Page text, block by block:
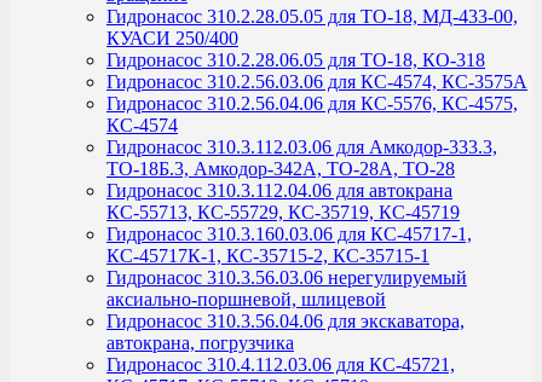
Гидронасос 310.2.28.05.05 для ТО-18, МД-433-00,
КУАСИ 250/400
Гидронасос 310.2.28.06.05 для ТО-18, КО-318
Гидронасос 310.2.56.03.06 для КС-4574, КС-3575А
Гидронасос 310.2.56.04.06 для КС-5576, КС-4575,
КС-4574
Гидронасос 310.3.112.03.06 для Амкодор-333.3,
ТО-18Б.3, Амкодор-342А, ТО-28А, ТО-28
Гидронасос 310.3.112.04.06 для автокрана
КС-55713, КС-55729, КС-35719, КС-45719
Гидронасос 310.3.160.03.06 для КС-45717-1,
КС-45717К-1, КС-35715-2, КС-35715-1
Гидронасос 310.3.56.03.06 нерегулируемый
аксиально-поршневой, шлицевой
Гидронасос 310.3.56.04.06 для экскаватора,
автокрана, погрузчика
Гидронасос 310.4.112.03.06 для КС-45721,